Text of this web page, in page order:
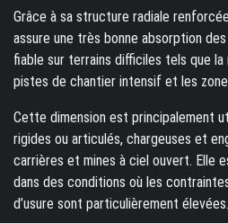
Grâce à sa structure radiale
assure une très bonne absorption
fiable sur terrains difficiles tels que
pistes de chantier intensif et les
Cette dimension est principalement
rigides ou articulés, chargeuses et
carrières et mines à ciel ouvert. Elle
dans des conditions où les
d’usure sont particulièrement élevées.